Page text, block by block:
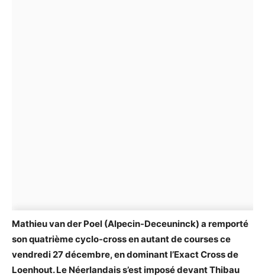
Mathieu van der Poel (Alpecin-Deceuninck) a remporté
son quatrième cyclo-cross en autant de courses ce
vendredi 27 décembre, en dominant l’Exact Cross de
Loenhout. Le Néerlandais s’est imposé devant Thibau